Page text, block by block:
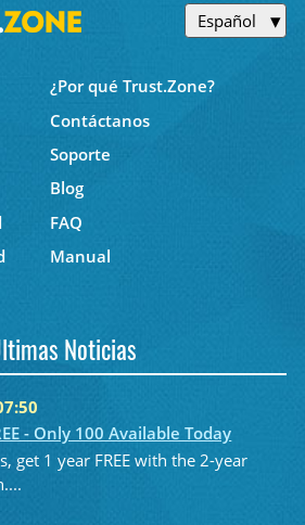
Español
¿Por qué Trust.Zone?
Contáctanos
Soporte
Blog
FAQ
Manual
Noticias
- Only 100 Available Today
get 1 year FREE with the 2-year